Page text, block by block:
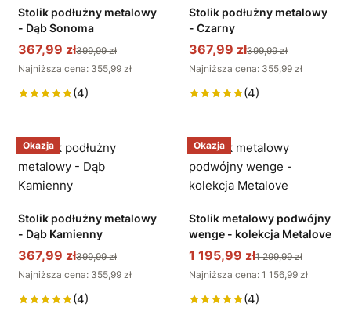
Stolik podłużny metalowy
- Dąb Sonoma
367,99 zł399,99 zł
Najniższa cena: 355,99 zł
(4)
Stolik podłużny metalowy
- Czarny
367,99 zł399,99 zł
Najniższa cena: 355,99 zł
(4)
Okazja
Stolik podłużny metalowy
- Dąb Kamienny
367,99 zł399,99 zł
Najniższa cena: 355,99 zł
(4)
Okazja
Stolik metalowy podwójny
wenge - kolekcja Metalove
1 195,99 zł1 299,99 zł
Najniższa cena: 1 156,99 zł
(4)